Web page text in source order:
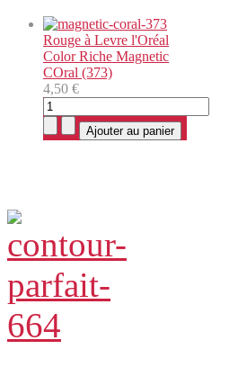
Rouge à Levre l'Oréal
Color Riche Magnetic
COral (373)
4,50 €